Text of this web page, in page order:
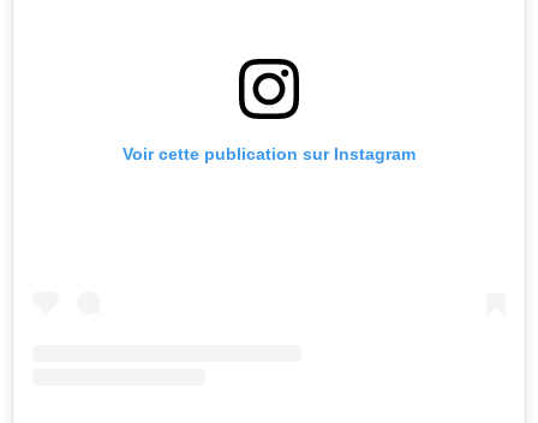
Voir cette publication sur Instagram